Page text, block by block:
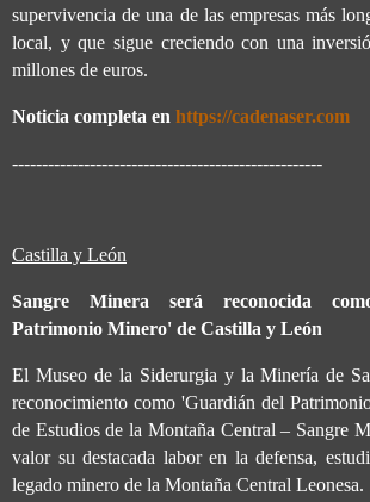
supervivencia de una de las empresas más
local, y que sigue creciendo con una
millones de euros.
Noticia completa en https://cadenaser.com
----------------------------------------------------
Castilla y León
Sangre Minera será reconocida
Patrimonio Minero' de Castilla y León
El Museo de la Siderurgia y la Minería de
reconocimiento como 'Guardián del
de Estudios de la Montaña Central – Sangre
valor su destacada labor en la defensa,
legado minero de la Montaña Central Leonesa.